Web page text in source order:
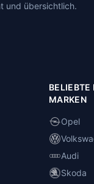
und übersichtlich.
MARKEN
Opel
Audi
Skoda